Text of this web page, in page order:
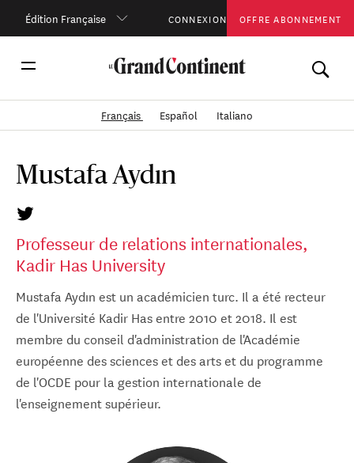
Édition Française CONNEXION OFFRE ABONNEMENT
Français Español Italiano
Mustafa Aydın
Professeur de relations internationales,
Kadir Has University
Mustafa Aydın est un académicien turc. Il a été recteur
de l'Université Kadir Has entre 2010 et 2018. Il est
membre du conseil d'administration de l'Académie
européenne des sciences et des arts et du programme
de l'OCDE pour la gestion internationale de
l'enseignement supérieur.